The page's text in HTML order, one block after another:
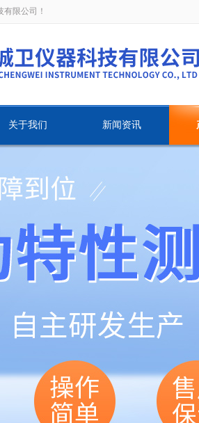
限公司！
关于我们 新闻资讯